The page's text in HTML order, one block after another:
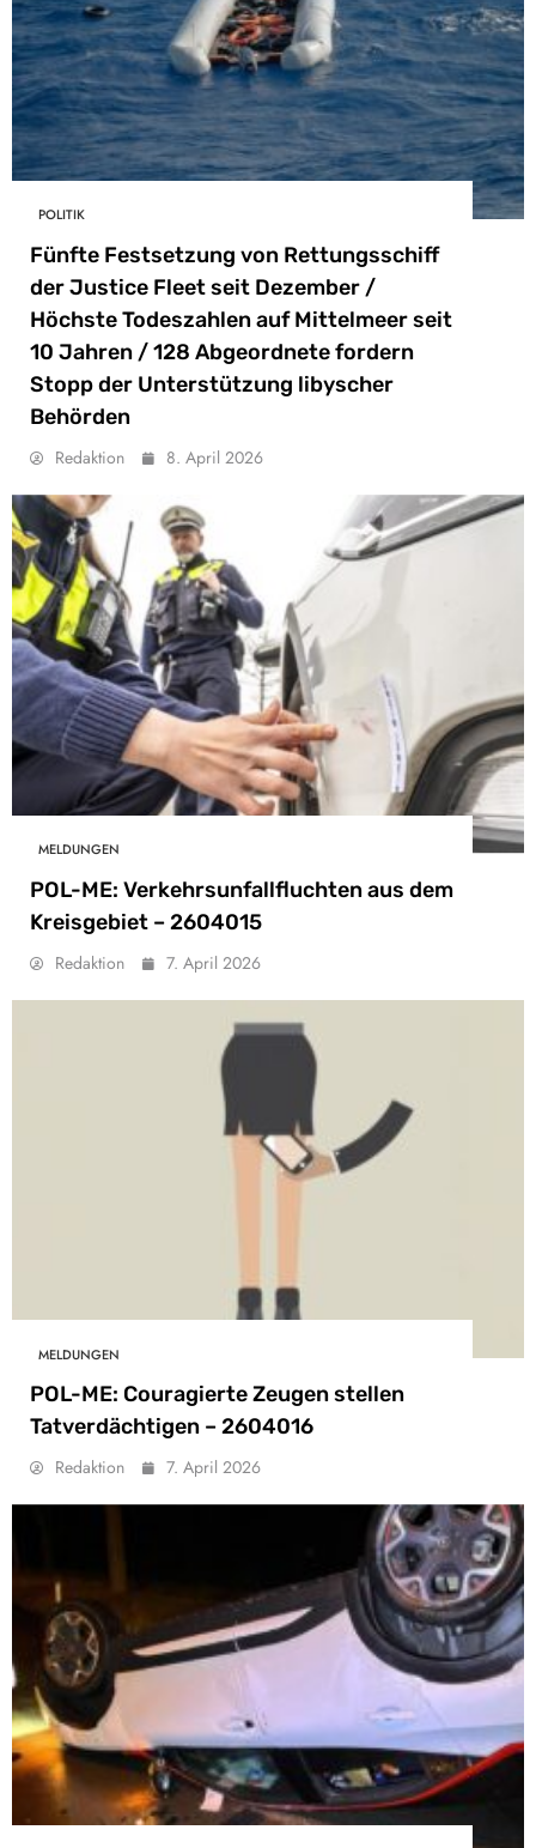
POLITIK
Fünfte Festsetzung von Rettungsschiff
der Justice Fleet seit Dezember /
Höchste Todeszahlen auf Mittelmeer seit
10 Jahren / 128 Abgeordnete fordern
Stopp der Unterstützung libyscher
Behörden
Redaktion 8. April 2026
MELDUNGEN
POL-ME: Verkehrsunfallfluchten aus dem
Kreisgebiet – 2604015
Redaktion 7. April 2026
MELDUNGEN
POL-ME: Couragierte Zeugen stellen
Tatverdächtigen – 2604016
Redaktion 7. April 2026